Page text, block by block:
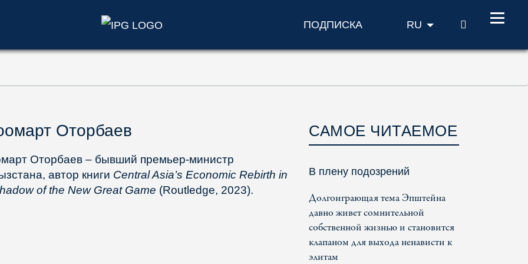
ПОДПИСКА RU ПОИСК
Оторбаев
Оторбаев – бывший премьер-министр
автор книги Central Asia’s Economic Rebirth in
of the New Great Game (Routledge, 2023).
САМОЕ ЧИТАЕМОЕ
В плену подозрений
Долгоиграющая тема Эпштейна
давно живет сомнительной
собственной жизнью и становится
клапаном для выхода ненависти к
элитам